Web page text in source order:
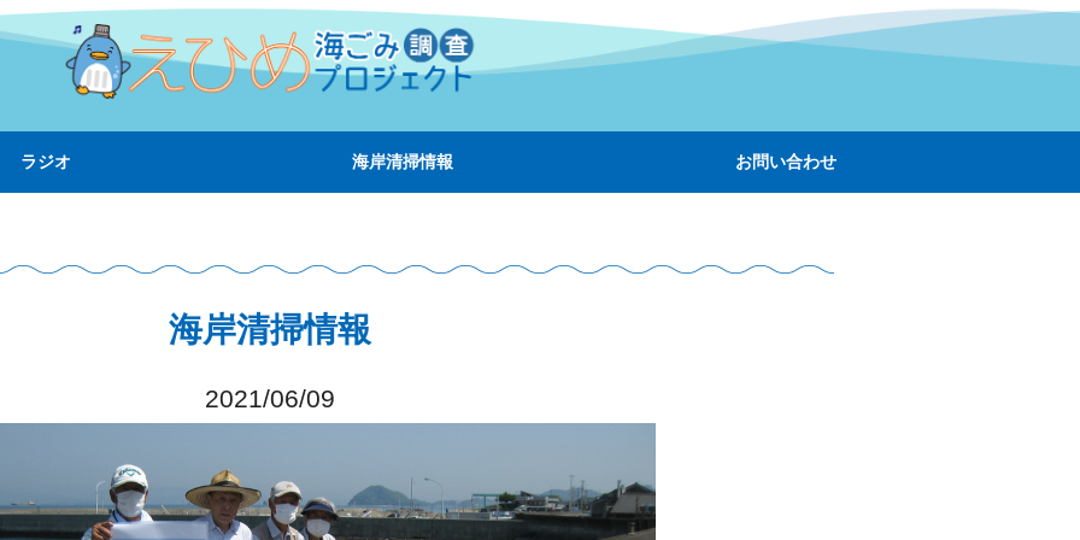
ラジオ 海岸清掃情報 お問い合わせ
海岸清掃情報
2021/06/09